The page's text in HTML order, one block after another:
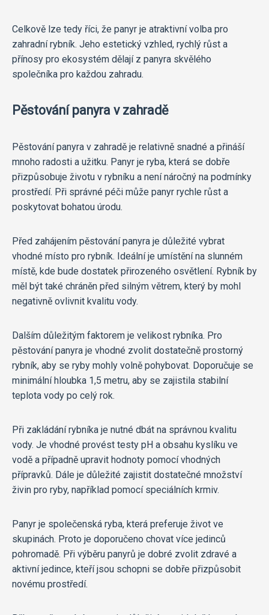
Celkově lze tedy říci, že panyr je atraktivní volba pro
zahradní rybník. Jeho estetický vzhled, rychlý růst a
přínosy pro ekosystém dělají z panyra skvělého
společníka pro každou zahradu.
Pěstování panyra v zahradě
Pěstování panyra v zahradě je relativně snadné a přináší
mnoho radosti a užitku. Panyr je ryba, která se dobře
přizpůsobuje životu v rybníku a není náročný na podmínky
prostředí. Při správné péči může panyr rychle růst a
poskytovat bohatou úrodu.
Před zahájením pěstování panyra je důležité vybrat
vhodné místo pro rybník. Ideální je umístění na slunném
místě, kde bude dostatek přirozeného osvětlení. Rybník by
měl být také chráněn před silným větrem, který by mohl
negativně ovlivnit kvalitu vody.
Dalším důležitým faktorem je velikost rybníka. Pro
pěstování panyra je vhodné zvolit dostatečně prostorný
rybník, aby se ryby mohly volně pohybovat. Doporučuje se
minimální hloubka 1,5 metru, aby se zajistila stabilní
teplota vody po celý rok.
Při zakládání rybníka je nutné dbát na správnou kvalitu
vody. Je vhodné provést testy pH a obsahu kyslíku ve
vodě a případně upravit hodnoty pomocí vhodných
přípravků. Dále je důležité zajistit dostatečné množství
živin pro ryby, například pomocí speciálních krmiv.
Panyr je společenská ryba, která preferuje život ve
skupinách. Proto je doporučeno chovat více jedinců
pohromadě. Při výběru panyrů je dobré zvolit zdravé a
aktivní jedince, kteří jsou schopni se dobře přizpůsobit
novému prostředí.